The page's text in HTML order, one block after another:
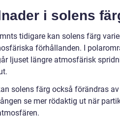
i solens
tidigare kan solens färg
förhållanden. I
ljuset längre atmosfärisk
solens färg också förändras
se mer rödaktig ut när